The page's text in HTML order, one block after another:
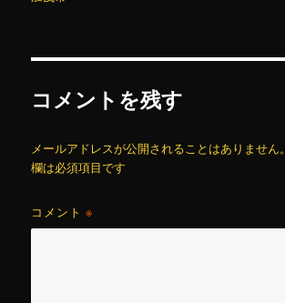
コメントを残す
メールアドレスが公開されることはありません。
欄は必須項目です
コメント※